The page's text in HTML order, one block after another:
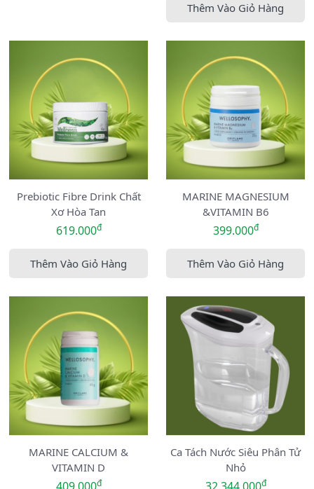
Thêm Vào Giỏ Hàng
Prebiotic Fibre Drink Chất
Xơ Hòa Tan
619.000đ
Thêm Vào Giỏ Hàng
MARINE MAGNESIUM
&VITAMIN B6
399.000đ
Thêm Vào Giỏ Hàng
MARINE CALCIUM &
VITAMIN D
đ
Ca Tách Nước Siêu Phân Tử
Nhỏ
đ